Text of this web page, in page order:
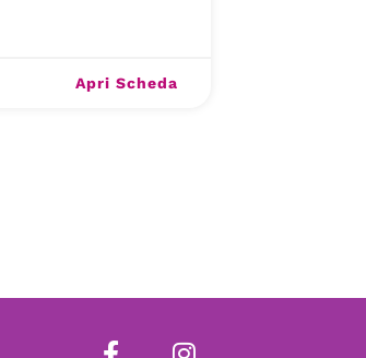
Apri Scheda